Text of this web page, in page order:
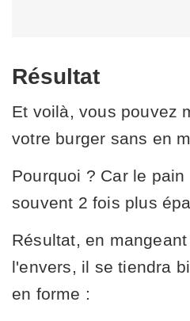
Résultat
Et voilà, vous pouvez
votre burger sans en
Pourquoi ? Car le
souvent 2 fois plus
Résultat, en
l'envers, il se tiendra
en forme :